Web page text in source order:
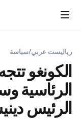
Menu
رياليست عربي/سياسة
الكونغو
الرئاسية
الرئيس